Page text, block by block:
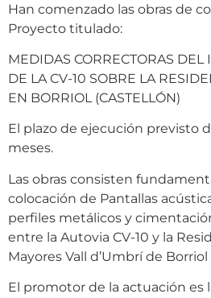
Han comenzado las obras de
Proyecto titulado:
MEDIDAS CORRECTORAS DEL
DE LA CV-10 SOBRE LA
EN BORRIOL (CASTELLÓN)
El plazo de ejecución previsto
meses.
Las obras consisten
colocación de Pantallas
perfiles metálicos y
entre la Autovia CV-10 y la
Mayores Vall d’Umbrí de
El promotor de la actuación es